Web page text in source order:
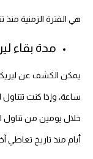
هي الفترة الزمنية
مدة بقاء
ساعة، وإذا كنت
أيام منذ تاريخ تعاطي